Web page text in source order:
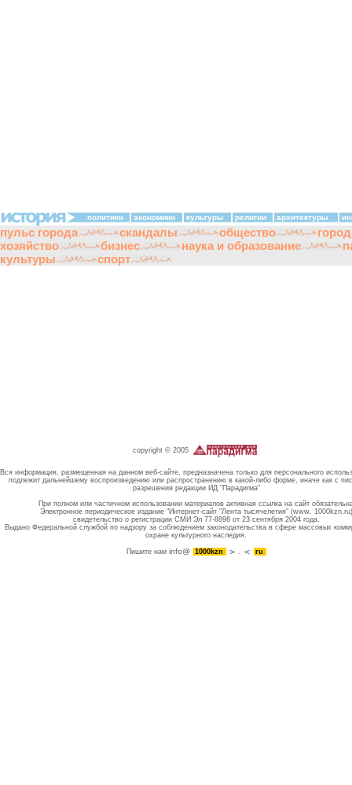
политики экономики культуры религии архитектуры
пульс города скандалы общество
хозяйство
бизнес наука и образование
культуры
спорт
copyright © 2005
Вся информация, размещенная на данном веб-сайте, предназначена только для персонального
подлежит дальнейшему воспроизведению или распространению в какой-либо форме, иначе как с
разрешения редакции ИД "Парадигма"
При полном или частичном использовании материалов активная ссылка на сайт
Электронное периодическое издание "Интернет-сайт "Лента тысячелетия" (www. 1000kzn.ru)
свидетельство о регистрации СМИ Эл 77-8898 от 23 сентября 2004 года.
Выдано Федеральной службой по надзору за соблюдением законодательства в сфере массовых
охране культурного наследия.
Пишите намinfo@ 1000kzn . ru